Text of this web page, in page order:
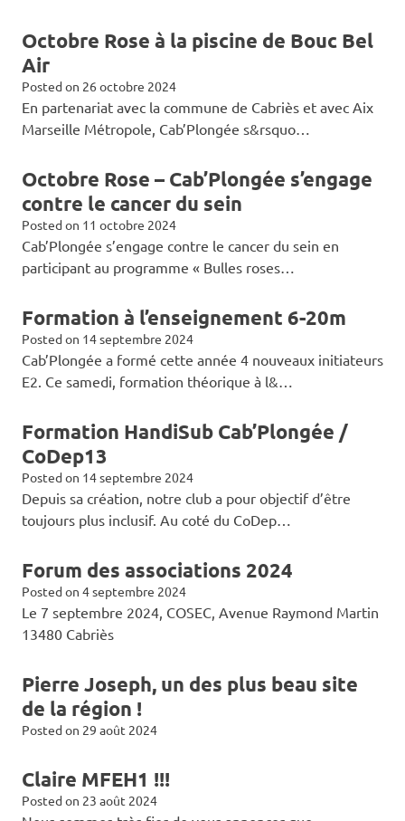
Octobre Rose à la piscine de Bouc Bel
Air
Posted on 26 octobre 2024
En partenariat avec la commune de Cabriès et avec Aix
Marseille Métropole, Cab’Plongée s&rsquo…
Octobre Rose – Cab’Plongée s’engage
contre le cancer du sein
Posted on 11 octobre 2024
Cab’Plongée s’engage contre le cancer du sein en
participant au programme « Bulles roses…
Formation à l’enseignement 6-20m
Posted on 14 septembre 2024
Cab’Plongée a formé cette année 4 nouveaux initiateurs
E2. Ce samedi, formation théorique à l&…
Formation HandiSub Cab’Plongée /
CoDep13
Posted on 14 septembre 2024
Depuis sa création, notre club a pour objectif d’être
toujours plus inclusif. Au coté du CoDep…
Forum des associations 2024
Posted on 4 septembre 2024
Le 7 septembre 2024, COSEC, Avenue Raymond Martin
13480 Cabriès
Pierre Joseph, un des plus beau site
de la région !
Posted on 29 août 2024
Claire MFEH1 !!!
Posted on 23 août 2024